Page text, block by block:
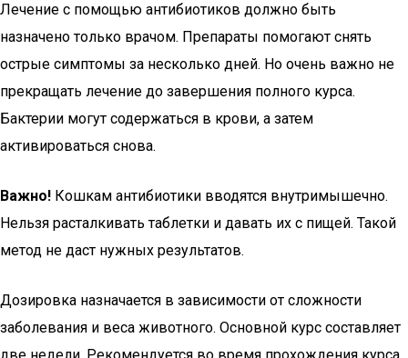
Лечение с помощью антибиотиков должно быть
назначено только врачом. Препараты помогают снять
острые симптомы за несколько дней. Но очень важно не
прекращать лечение до завершения полного курса.
Бактерии могут содержаться в крови, а затем
активироваться снова.
Важно! Кошкам антибиотики вводятся внутримышечно.
Нельзя расталкивать таблетки и давать их с пищей. Такой
метод не даст нужных результатов.
Дозировка назначается в зависимости от сложности
заболевания и веса животного. Основной курс составляет